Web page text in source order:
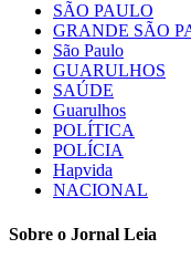
SÃO PAULO
GRANDE SÃO
São Paulo
GUARULHOS
SAÚDE
Guarulhos
POLÍTICA
POLÍCIA
Hapvida
NACIONAL
Sobre o Jornal Leia